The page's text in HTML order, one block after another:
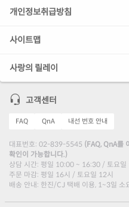
개인정보취급방침
사이트맵
사랑의 릴레이
고객센터
FAQ QnA 내선 번호 안내
대표번호: 02-839-5545 (FAQ, QnA를
확인이 가능합니다.)
상담 시간: 평일 10:00 ~ 16:30 / 토요
주문 마감: 평일 16시 / 토요일 12시
배송 안내: 한진/CJ 택배 이용, 1~3일 소